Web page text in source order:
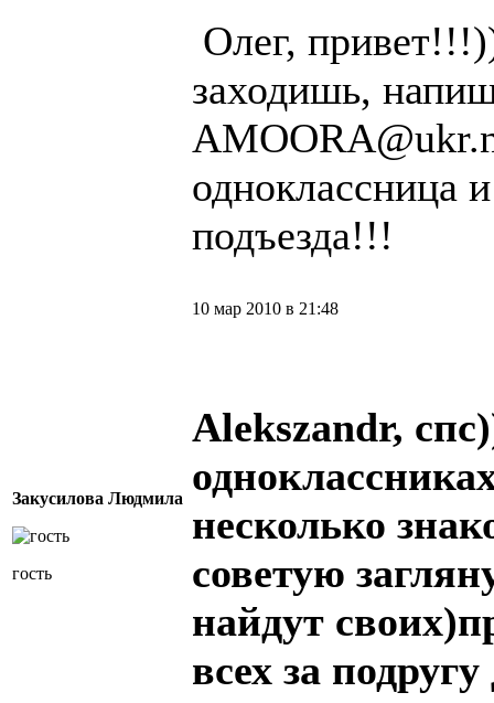
Олег,
заходишь,
одноклассница
подъезда!!!
Закусилова Людмила
гость
10 мар 2010 в 21:48
Alekszandr,
несколько
советую
найдут
всех за